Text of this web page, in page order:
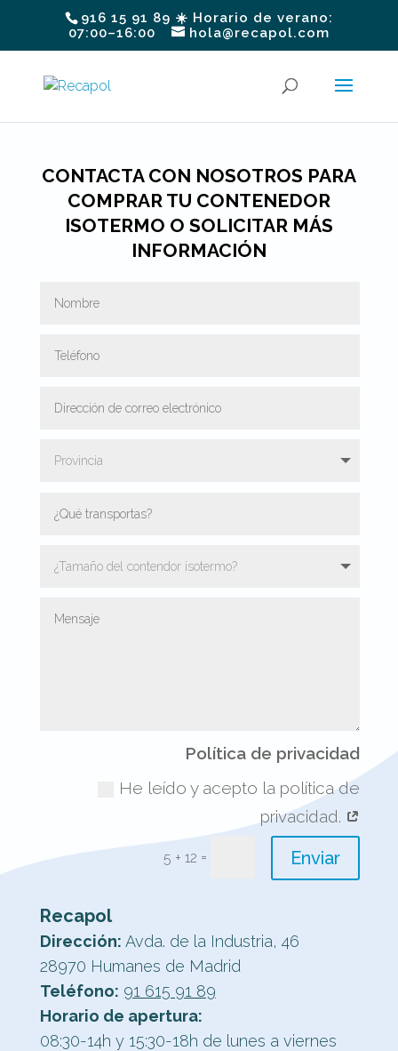
916 15 91 89 ☀️ Horario de verano:
07:00–16:00
hola@recapol.com
CONTACTA CON NOSOTROS PARA
COMPRAR TU CONTENEDOR
ISOTERMO O SOLICITAR MÁS
INFORMACIÓN
Política de privacidad
He leído y acepto la política de
privacidad.
5 + 12 = Enviar
Recapol
Dirección: Avda. de la Industria, 46
28970 Humanes de Madrid
Teléfono: 91 615 91 89
Horario de apertura:
08:30-14h y 15:30-18h de lunes a viernes